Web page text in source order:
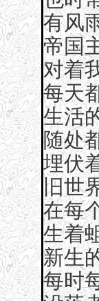
有风
帝国
对着
每天
生活
随处
埋伏
旧世
在每
生着
新生
每时